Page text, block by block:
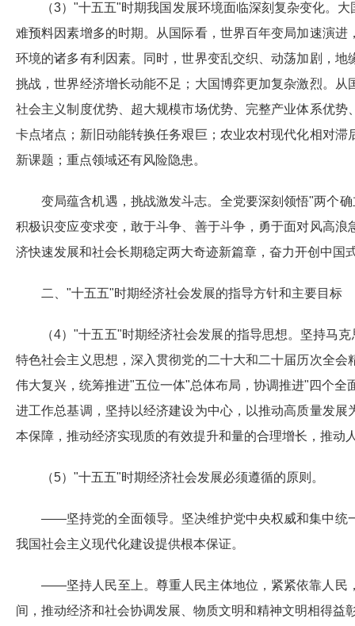
（3）"十五五"时期我国发展环境面临深刻复杂变化。
难预料因素增多的时期。从国际看，世界百年变局加速演
环境的诸多有利因素。同时，世界变乱交织、动荡加剧，
挑战，世界经济增长动能不足；大国博弈更加复杂激烈。
社会主义制度优势、超大规模市场优势、完整产业体系优
卡点堵点；新旧动能转换任务艰巨；农业农村现代化相对
新课题；重点领域还有风险隐患。
变局蕴含机遇，挑战激发斗志。全党要深刻领悟"两个
积极识变应变求变，敢于斗争、善于斗争，勇于面对风高
济快速发展和社会长期稳定两大奇迹新篇章，奋力开创中国
二、"十五五"时期经济社会发展的指导方针和主要目标
（4）"十五五"时期经济社会发展的指导思想。坚持马
特色社会主义思想，深入贯彻党的二十大和二十届历次全
伟大复兴，统筹推进"五位一体"总体布局，协调推进"四个
进工作总基调，坚持以经济建设为中心，以推动高质量发
本保障，推动经济实现质的有效提升和量的合理增长，推
（5）"十五五"时期经济社会发展必须遵循的原则。
——坚持党的全面领导。坚决维护党中央权威和集中统
我国社会主义现代化建设提供根本保证。
——坚持人民至上。尊重人民主体地位，紧紧依靠人民
间，推动经济和社会协调发展、物质文明和精神文明相得益